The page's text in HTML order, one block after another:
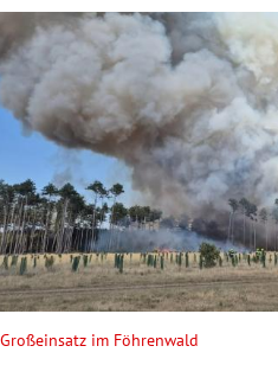
Großeinsatz im Föhrenwald